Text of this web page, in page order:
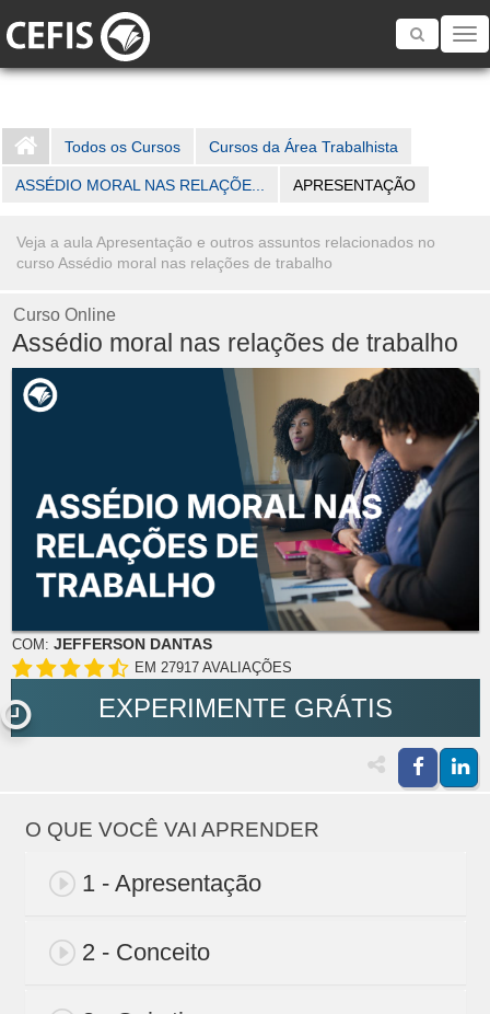
Toggle
Todos os Cursos Cursos da Área Trabalhista
ASSÉDIO MORAL NAS RELAÇÕE... APRESENTAÇÃO
Veja a aula Apresentação e outros assuntos relacionados no
curso Assédio moral nas relações de trabalho
Curso Online
Assédio moral nas relações de trabalho
COM: JEFFERSON DANTAS
EM 27917 AVALIAÇÕES
EXPERIMENTE GRÁTIS
O QUE VOCÊ VAI APRENDER
1 - Apresentação
2 - Conceito